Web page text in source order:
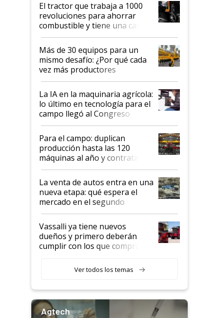
El tractor que trabaja a 1000
revoluciones para ahorrar
combustible y tiene una cabina
que parece una computadora:
lo último en el mundo,
disponible en Argentina
Más de 30 equipos para un
mismo desafío: ¿Por qué cada
vez más productores
incorporan fertilizante bajo
tierra?
La IA en la maquinaria agrícola:
lo último en tecnología para el
campo llegó al Congreso
Aapresid 2026
Para el campo: duplican
producción hasta las 120
máquinas al año y contratan
especialistas de la industria
automotriz para lograrlo
La venta de autos entra en una
nueva etapa: qué espera el
mercado en el segundo
semestre
Vassalli ya tiene nuevos
dueños y primero deberán
cumplir con los que compraron
recibieron: quién está detrás
del rescate de la empresa
Ver todos los temas
Agtech